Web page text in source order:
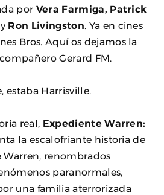
por Vera Farmiga, Patrick
y Ron Livingston . Ya en cines
Bros. Aquí os dejamos la
Gerard FM.
estaba Harrisville.
real, Expediente Warren:
la escalofriante historia de
Warren, renombrados
paranormales,
una familia aterrorizada